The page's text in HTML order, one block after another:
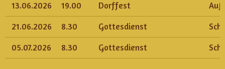
13.06.2026 19.00 Dorffest
21.06.2026 8.30 Gottesdienst
05.07.2026 8.30 Gottesdienst